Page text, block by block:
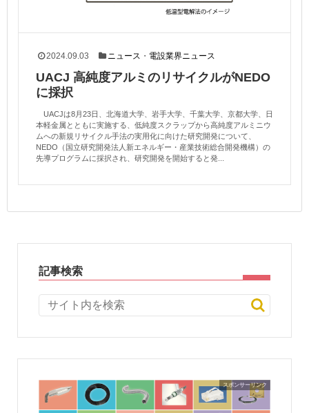
2024.09.03 ニュース ・ 電設業界ニュース
UACJ 高純度アルミのリサイクルがNEDO
に採択
UACJは8月23日、北海道大学、岩手大学、千葉大学、京都大学、日
本軽金属とともに実施する、低純度スクラップから高純度アルミニウ
ムへの新規リサイクル手法の実用化に向けた研究開発について、
NEDO（国立研究開発法人新エネルギー・産業技術総合開発機構）の
先導プログラムに採択され、研究開発を開始すると発...
記事検索